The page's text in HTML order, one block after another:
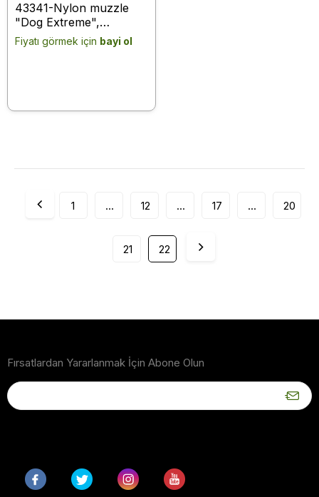
43341-Nylon muzzle
"Dog Extreme",
adjustable with D-ring
#2 (A:19-26cm)
black
Fiyatı görmek için bayi ol
1 ... 12 ... 17 ... 20
21 22
Fırsatlardan Yararlanmak İçin Abone Olun